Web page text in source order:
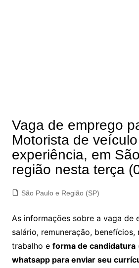
Vaga de emprego
Motorista de
experiência, em
região nesta terça
São Paulo e Região (SP)
As informações sobre a vaga de
salário, remuneração,
trabalho e forma de candidatura
whatsapp para enviar seu